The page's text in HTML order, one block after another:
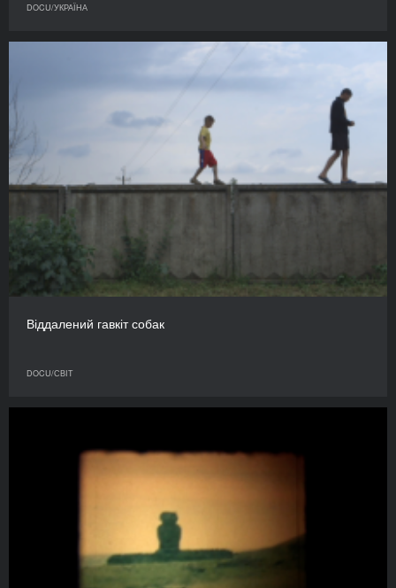
DOCU/УКРАЇНА
Віддалений гавкіт собак
DOCU/СВІТ